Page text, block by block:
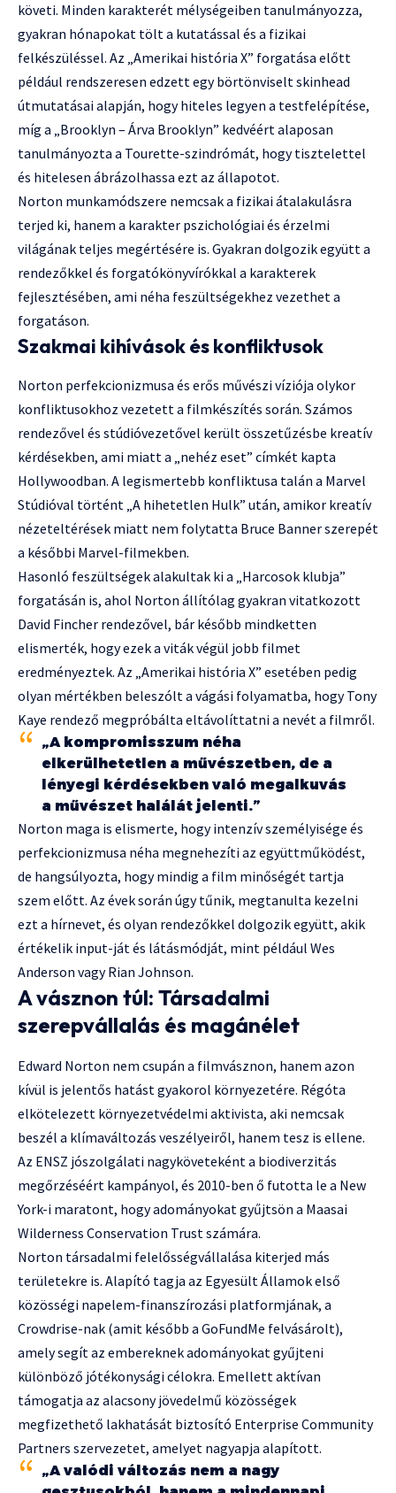
követi. Minden karakterét mélységeiben tanulmányozza,
gyakran hónapokat tölt a kutatással és a fizikai
felkészüléssel. Az „Amerikai história X” forgatása előtt
például rendszeresen edzett egy börtönviselt skinhead
útmutatásai alapján, hogy hiteles legyen a testfelépítése,
míg a „Brooklyn – Árva Brooklyn” kedvéért alaposan
tanulmányozta a Tourette-szindrómát, hogy tisztelettel
és hitelesen ábrázolhassa ezt az állapotot.
Norton munkamódszere nemcsak a fizikai átalakulásra
terjed ki, hanem a karakter pszichológiai és érzelmi
világának teljes megértésére is. Gyakran dolgozik együtt a
rendezőkkel és forgatókönyvírókkal a karakterek
fejlesztésében, ami néha feszültségekhez vezethet a
forgatáson.
Szakmai kihívások és konfliktusok
Norton perfekcionizmusa és erős művészi víziója olykor
konfliktusokhoz vezetett a filmkészítés során. Számos
rendezővel és stúdióvezetővel került összetűzésbe kreatív
kérdésekben, ami miatt a „nehéz eset” címkét kapta
Hollywoodban. A legismertebb konfliktusa talán a Marvel
Stúdióval történt „A hihetetlen Hulk” után, amikor kreatív
nézeteltérések miatt nem folytatta Bruce Banner szerepét
a későbbi Marvel-filmekben.
Hasonló feszültségek alakultak ki a „Harcosok klubja”
forgatásán is, ahol Norton állítólag gyakran vitatkozott
David Fincher rendezővel, bár később mindketten
elismerték, hogy ezek a viták végül jobb filmet
eredményeztek. Az „Amerikai história X” esetében pedig
olyan mértékben beleszólt a vágási folyamatba, hogy Tony
Kaye rendező megpróbálta eltávolíttatni a nevét a filmről.
„A kompromisszum néha
elkerülhetetlen a művészetben, de a
lényegi kérdésekben való megalkuvás
a művészet halálát jelenti.”
Norton maga is elismerte, hogy intenzív személyisége és
perfekcionizmusa néha megnehezíti az együttműködést,
de hangsúlyozta, hogy mindig a film minőségét tartja
szem előtt. Az évek során úgy tűnik, megtanulta kezelni
ezt a hírnevet, és olyan rendezőkkel dolgozik együtt, akik
értékelik input-ját és látásmódját, mint például Wes
Anderson vagy Rian Johnson.
A vásznon túl: Társadalmi
szerepvállalás és magánélet
Edward Norton nem csupán a filmvásznon, hanem azon
kívül is jelentős hatást gyakorol környezetére. Régóta
elkötelezett környezetvédelmi aktivista, aki nemcsak
beszél a klímaváltozás veszélyeiről, hanem tesz is ellene.
Az ENSZ jószolgálati nagyköveteként a biodiverzitás
megőrzéséért kampányol, és 2010-ben ő futotta le a New
York-i maratont, hogy adományokat gyűjtsön a Maasai
Wilderness Conservation Trust számára.
Norton társadalmi felelősségvállalása kiterjed más
területekre is. Alapító tagja az Egyesült Államok első
közösségi napelem-finanszírozási platformjának, a
Crowdrise-nak (amit később a GoFundMe felvásárolt),
amely segít az embereknek adományokat gyűjteni
különböző jótékonysági célokra. Emellett aktívan
támogatja az alacsony jövedelmű közösségek
megfizethető lakhatását biztosító Enterprise Community
Partners szervezetet, amelyet nagyapja alapított.
„A valódi változás nem a nagy